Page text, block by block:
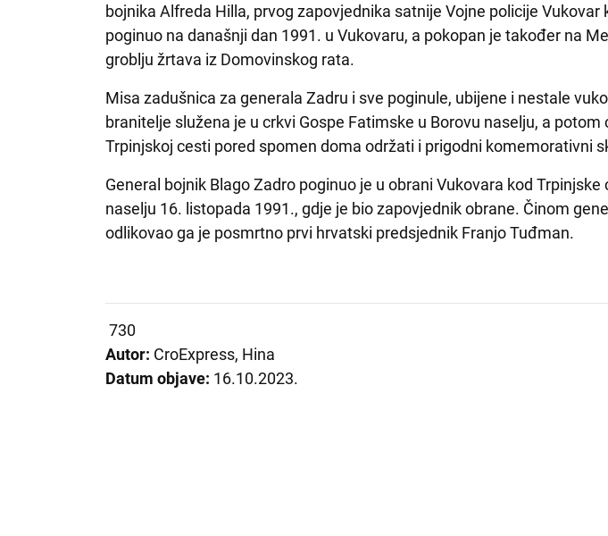
bojnika Alfreda Hilla, prvog zapovjednika satnije Vojne policije Vukovar
poginuo na današnji dan 1991. u Vukovaru, a pokopan je također na
groblju žrtava iz Domovinskog rata.
Misa zadušnica za generala Zadru i sve poginule, ubijene i nestale
branitelje služena je u crkvi Gospe Fatimske u Borovu naselju, a potom
Trpinjskoj cesti pored spomen doma održati i prigodni komemorativni
General bojnik Blago Zadro poginuo je u obrani Vukovara kod Trpinjske
naselju 16. listopada 1991., gdje je bio zapovjednik obrane. Činom
odlikovao ga je posmrtno prvi hrvatski predsjednik Franjo Tuđman.
730
Autor: CroExpress, Hina
Datum objave: 16.10.2023.